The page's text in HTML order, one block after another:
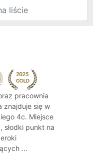
pracownia
znajduje się w
4c. Miejsce
punkt na
...